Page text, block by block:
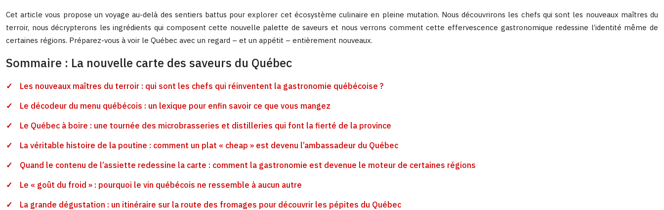
Cet article vous propose un voyage au-delà des sentiers battus pour explorer cet écosystème culinaire en pleine mutation. Nous découvrirons les chefs qui sont les nouveaux maîtres du
terroir, nous décrypterons les ingrédients qui composent cette nouvelle palette de saveurs et nous verrons comment cette effervescence gastronomique redessine l’identité même de
certaines régions. Préparez-vous à voir le Québec avec un regard – et un appétit – entièrement nouveaux.
Sommaire : La nouvelle carte des saveurs du Québec
Les nouveaux maîtres du terroir : qui sont les chefs qui réinventent la gastronomie québécoise ?
Le décodeur du menu québécois : un lexique pour enfin savoir ce que vous mangez
Le Québec à boire : une tournée des microbrasseries et distilleries qui font la fierté de la province
La véritable histoire de la poutine : comment un plat « cheap » est devenu l’ambassadeur du Québec
Quand le contenu de l’assiette redessine la carte : comment la gastronomie est devenue le moteur de certaines régions
Le « goût du froid » : pourquoi le vin québécois ne ressemble à aucun autre
La grande dégustation : un itinéraire sur la route des fromages pour découvrir les pépites du Québec